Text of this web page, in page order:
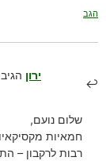
הגב
ירון
שלום נועם,
חמאיות
רבות לרקבון –